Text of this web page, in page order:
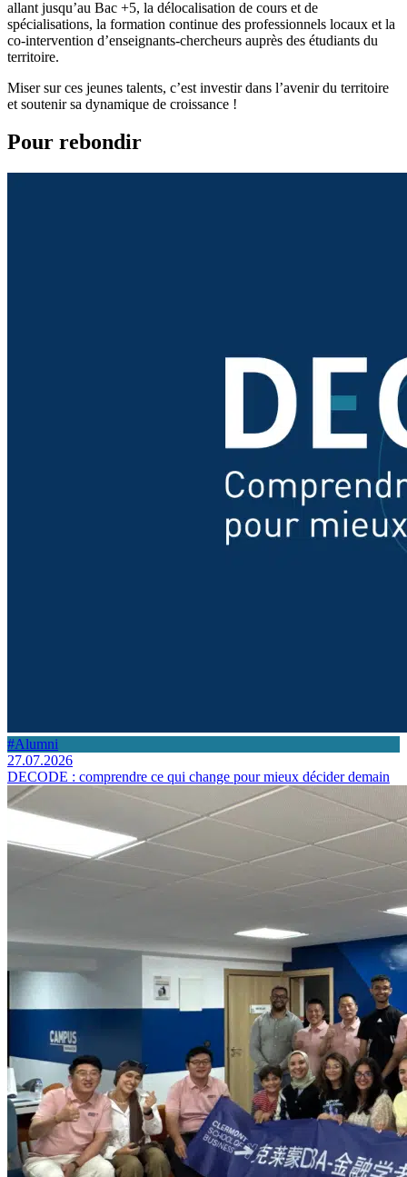
allant jusqu’au Bac +5, la délocalisation de cours et de
spécialisations, la formation continue des professionnels locaux et la
co-intervention d’enseignants-chercheurs auprès des étudiants du
territoire.
Miser sur ces jeunes talents, c’est investir dans l’avenir du territoire
et soutenir sa dynamique de croissance !
Pour rebondir
#Alumni
27.07.2026
DECODE : comprendre ce qui change pour mieux décider demain